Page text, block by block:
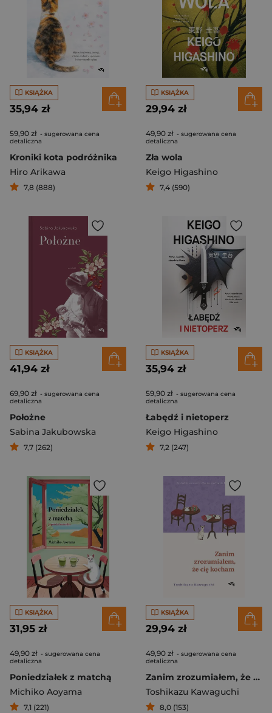
KSIĄŻKA
35,94 zł
59,90 zł - sugerowana cena
detaliczna
Kroniki kota podróżnika
Hiro Arikawa
7,8 (888)
KSIĄŻKA
29,94 zł
49,90 zł - sugerowana cena
detaliczna
Zła wola
Keigo Higashino
7,4 (590)
KSIĄŻKA
41,94 zł
69,90 zł - sugerowana cena
detaliczna
Położne
Sabina Jakubowska
7,7 (262)
KSIĄŻKA
35,94 zł
59,90 zł - sugerowana cena
detaliczna
Łabędź i nietoperz
Keigo Higashino
7,2 (247)
KSIĄŻKA
31,95 zł
49,90 zł - sugerowana cena
detaliczna
Poniedziałek z matchą
Michiko Aoyama
7,1 (221)
KSIĄŻKA
29,94 zł
49,90 zł - sugerowana cena
detaliczna
Zanim zrozumiałem, że cię kocham
Toshikazu Kawaguchi
8,0 (153)